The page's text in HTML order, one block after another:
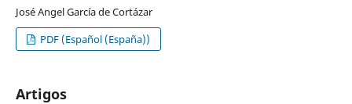
José Angel García de Cortázar
PDF (Español (España))
Artigos